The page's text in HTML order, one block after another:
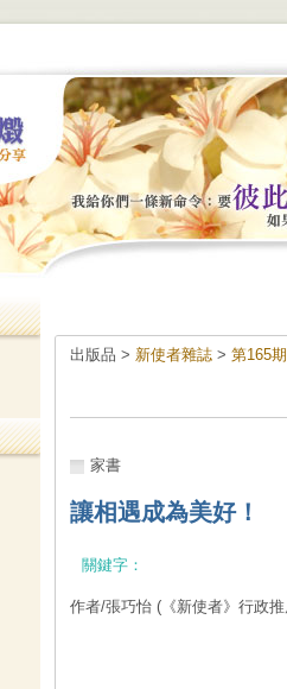
出版品 > 新使者雜誌 > 第165
家書
讓相遇成為美好！
關鍵字：
作者/張巧怡 (《新使者》行政